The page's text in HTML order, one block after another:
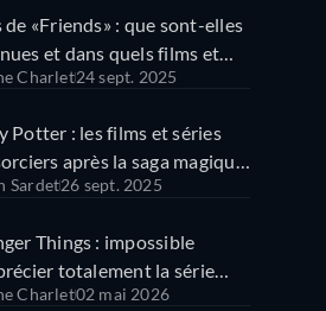
de «Friends» : que sont-elles
et dans quels films et
les voir ou les revoir ?
Charlet24 sept. 2025
Potter : les films et séries
après la saga magique
Sardet26 sept. 2025
Things : impossible
totalement la série
sans avoir vu ces films !
Charlet02 mai 2026